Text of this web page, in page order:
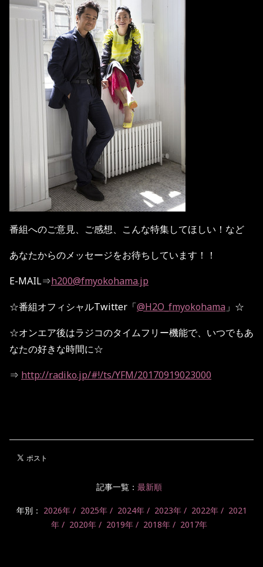
番組へのご意見、ご感想、こんな特集してほしい！など
あなたからのメッセージをお待ちしています！！
E-MAIL⇒h200@fmyokohama.jp
☆番組オフィシャルTwitter 「@H2O_fmyokohama 」 ☆
☆オンエア後はラジコのタイムフリー機能で、いつでもあ
なたの好きな時間に☆
⇒ http://radiko.jp/#!/ts/YFM/20170919023000
記事一覧： 最新順
年別： 2026年 2025年 2024年 2023年 2022年
2021
年
2020年 2019年 2018年 2017年